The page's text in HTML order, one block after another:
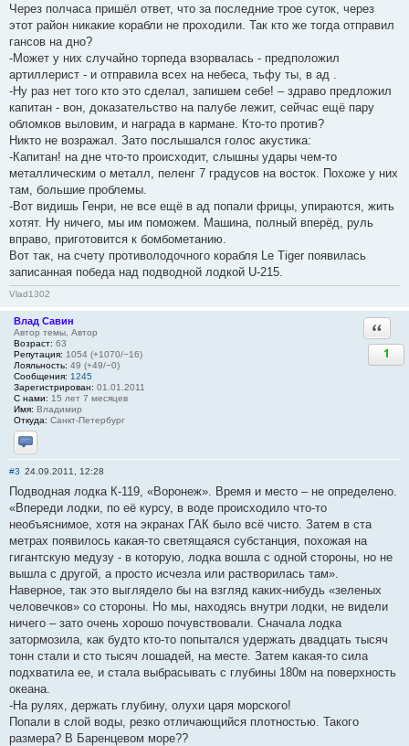
Через полчаса пришёл ответ, что за последние трое суток, через
этот район никакие корабли не проходили. Так кто же тогда отправил
гансов на дно?
-Может у них случайно торпеда взорвалась - предположил
артиллерист - и отправила всех на небеса, тьфу ты, в ад .
-Ну раз нет того кто это сделал, запишем себе! – здраво предложил
капитан - вон, доказательство на палубе лежит, сейчас ещё пару
обломков выловим, и награда в кармане. Кто-то против?
Никто не возражал. Зато послышался голос акустика:
-Капитан! на дне что-то происходит, слышны удары чем-то
металлическим о металл, пеленг 7 градусов на восток. Похоже у них
там, большие проблемы.
-Вот видишь Генри, не все ещё в ад попали фрицы, упираются, жить
хотят. Ну ничего, мы им поможем. Машина, полный вперёд, руль
вправо, приготовится к бомбометанию.
Вот так, на счету противолодочного корабля Le Tiger появилась
записанная победа над подводной лодкой U-215.
Vlad1302
Влад Савин
Автор темы, Автор
Возраст: 63
Репутация: 1054 (+1070/−16)
Лояльность: 49 (+49/−0)
Сообщения: 1245
Зарегистрирован: 01.01.2011
С нами: 15 лет 7 месяцев
Имя: Владимир
Откуда: Санкт-Петербург
Отправить личное сообщение
1
#3 24.09.2011, 12:28
Подводная лодка К-119, «Воронеж». Время и место – не определено.
«Впереди лодки, по её курсу, в воде происходило что-то
необъяснимое, хотя на экранах ГАК было всё чисто. Затем в ста
метрах появилось какая-то светящаяся субстанция, похожая на
гигантскую медузу - в которую, лодка вошла с одной стороны, но не
вышла с другой, а просто исчезла или растворилась там».
Наверное, так это выглядело бы на взгляд каких-нибудь «зеленых
человечков» со стороны. Но мы, находясь внутри лодки, не видели
ничего – зато очень хорошо почувствовали. Сначала лодка
затормозила, как будто кто-то попытался удержать двадцать тысяч
тонн стали и сто тысяч лошадей, на месте. Затем какая-то сила
подхватила ее, и стала выбрасывать с глубины 180м на поверхность
океана.
-На рулях, держать глубину, олухи царя морского!
Попали в слой воды, резко отличающийся плотностью. Такого
размера? В Баренцевом море??